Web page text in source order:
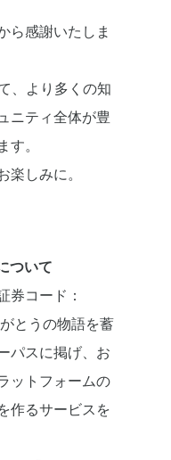
ら感謝いたしま
、より多くの知
ニティ全体が豊
。
しみに。
ついて
券コード：
とうの物語を蓄
パスに掲げ、お
ットフォームの
作るサービスを